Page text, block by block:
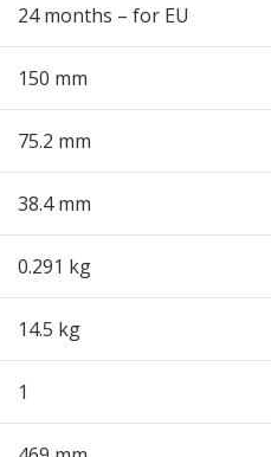
24 months – for EU
150 mm
75.2 mm
38.4 mm
0.291 kg
14.5 kg
1